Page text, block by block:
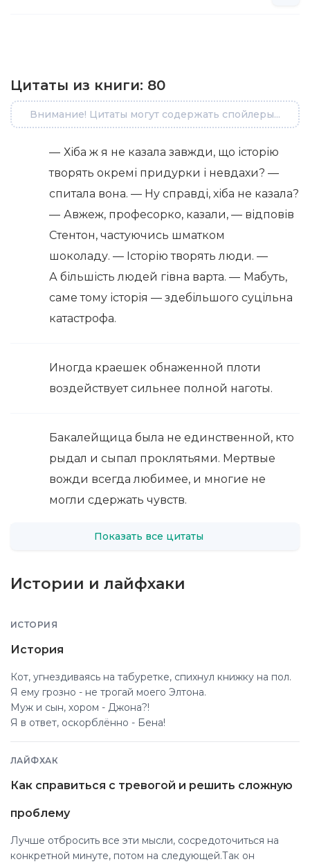
Цитаты из книги: 80
Внимание! Цитаты могут содержать спойлеры...
— Хіба ж я не казала завжди, що історію
творять окремі придурки і невдахи? —
спитала вона. — Ну справді, хіба не казала?
— Авжеж, професорко, казали, — відповів
Стентон, частуючись шматком
шоколаду. — Історію творять люди. —
А більшість людей гівна варта. — Мабуть,
саме тому історія — здебільшого суцільна
катастрофа.
Иногда краешек обнаженной плоти
воздействует сильнее полной наготы.
Бакалейщица была не единственной, кто
рыдал и сыпал проклятьями. Мертвые
вожди всегда любимее, и многие не
могли сдержать чувств.
Показать все цитаты
Истории и лайфхаки
ИСТОРИЯ
История
Кот, угнездиваясь на табуретке, спихнул книжку на пол.
Я ему грозно - не трогай моего Элтона.
Муж и сын, хором - Джона?!
Я в ответ, оскорблённо - Бена!
ЛАЙФХАК
Как справиться с тревогой и решить сложную
проблему
Лучше отбросить все эти мысли, сосредоточиться на
конкретной минуте, потом на следующей.Так он